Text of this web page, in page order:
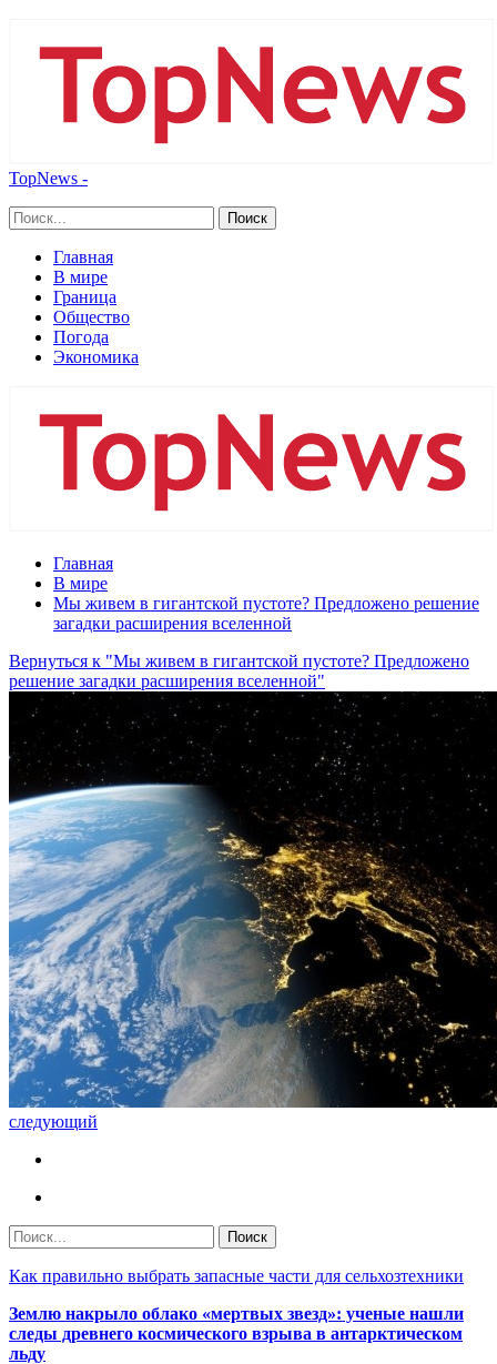
TopNews -
Главная
В мире
Граница
Общество
Погода
Экономика
Главная
В мире
Мы живем в гигантской пустоте? Предложено решение
загадки расширения вселенной
Вернуться к "Мы живем в гигантской пустоте? Предложено
решение загадки расширения вселенной"
следующий
Как правильно выбрать запасные части для сельхозтехники
Землю накрыло облако «мертвых звезд»: ученые нашли
следы древнего космического взрыва в антарктическом
льду